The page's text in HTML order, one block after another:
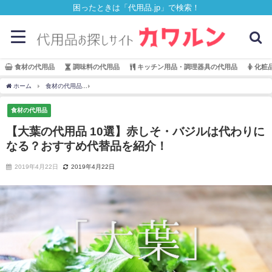
困ったときは「代用品.jp」で検索！
食材の代用品 調味料の代用品 キッチン用品・調理器具の代用品 化粧
ホーム 食材の代用品
食材の代用品
【大葉の代用品 10選】赤しそ・バジルは代わりに
なる？おすすめ代替品を紹介！
2019年4月22日 2019年4月22日